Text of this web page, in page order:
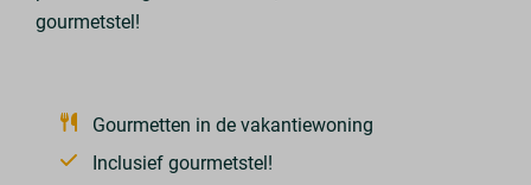
gourmetstel!
Gourmetten in de vakantiewoning
Inclusief gourmetstel!